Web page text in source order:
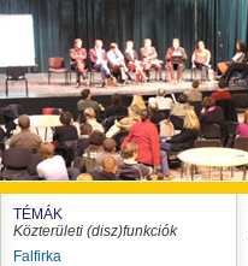
TÉMÁK
Közterületi (disz)funkciók
Falfirka